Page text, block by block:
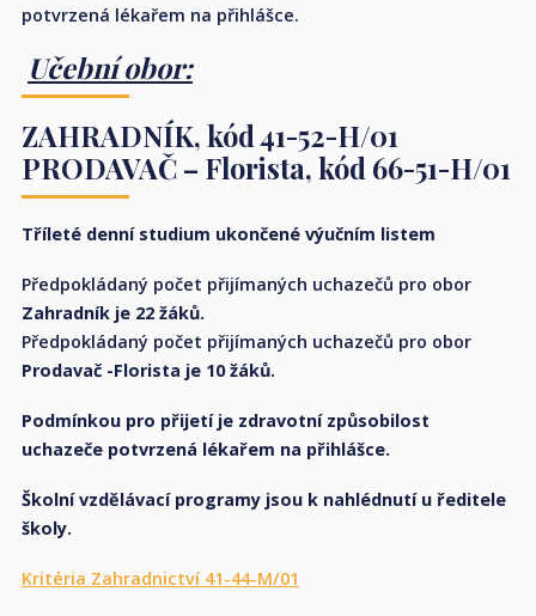
potvrzená lékařem na přihlášce.
Učební obor:
ZAHRADNÍK,kód 41-52-H/01
PRODAVAČ – Florista,kód 66-51-H/01
Tříleté denní studium ukončené výučním listem
Předpokládaný počet přijímaných uchazečů pro obor
Zahradník je 22 žáků.
Předpokládaný počet přijímaných uchazečů pro obor
Prodavač -Florista je 10 žáků.
Podmínkou pro přijetí je zdravotní způsobilost
uchazeče potvrzená lékařem na přihlášce.
Školní vzdělávací programy jsou k nahlédnutí u ředitele
školy.
Kritéria Zahradnictví 41-44-M/01